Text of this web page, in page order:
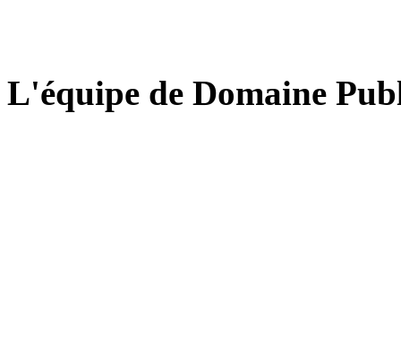
L'équipe de Domaine